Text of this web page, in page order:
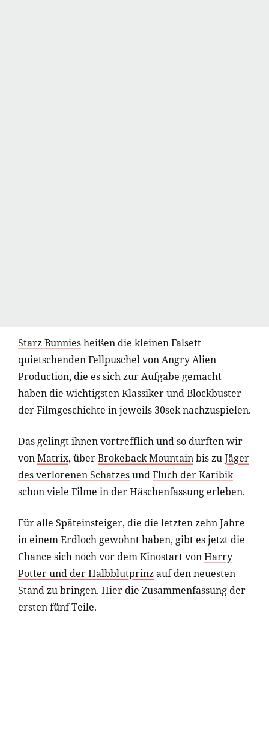
Starz Bunniesheißen die kleinen Falsett
quietschenden Fellpuschel von Angry Alien
Production, die es sich zur Aufgabe gemacht
haben die wichtigsten Klassiker und Blockbuster
der Filmgeschichte in jeweils 30sek nachzuspielen.
Das gelingt ihnen vortrefflich und so durften wir
vonMatrix, überBrokeback Mountainbis zuJäger
des verlorenen SchatzesundFluch der Karibik
schon viele Filme in der Häschenfassung erleben.
Für alle Späteinsteiger, die die letzten zehn Jahre
in einem Erdloch gewohnt haben, gibt es jetzt die
Chance sich noch vor dem Kinostart vonHarry
Potter und der Halbblutprinzauf den neuesten
Stand zu bringen. Hier die Zusammenfassung der
ersten fünf Teile.